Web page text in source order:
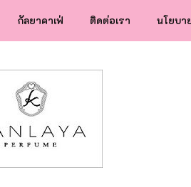
าด
กัลยาคาเฟ่ ติดต่อเรา นโยบา